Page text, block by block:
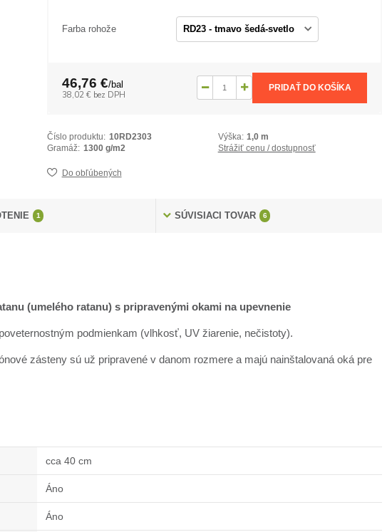
Farba rohože
46,76 €/bal
38,02 € bez DPH
PRIDAŤ DO KOŠÍKA
Číslo produktu: 10RD2303 Výška: 1,0 m
Gramáž: 1300 g/m2 Strážiť cenu / dostupnosť
Do obľúbených
1 SÚVISIACI TOVAR 6
(umelého ratanu) s pripravenými okami na upevnenie
podmienkam (vlhkosť, UV žiarenie, nečistoty).
zásteny sú už pripravené v danom rozmere a majú nainštalovaná oká pre
cca 40 cm
Áno
Áno